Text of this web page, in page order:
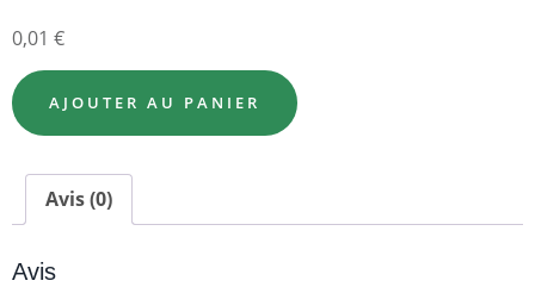
0,01 €
AJOUTER AU PANIER
Avis (0)
Avis